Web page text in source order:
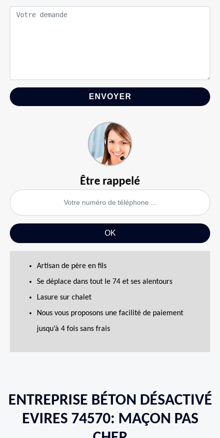
Être rappelé
Artisan de père en fils
Se déplace dans tout le 74 et ses alentours
Lasure sur chalet
Nous vous proposons une facilité de paiement
jusqu’à 4 fois sans frais
ENTREPRISE BÉTON DÉSACTIVÉ
EVIRES 74570: MAÇON PAS